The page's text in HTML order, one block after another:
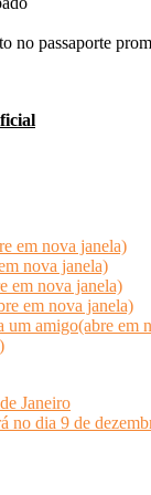
no passaporte
em nova janela)
nova janela)
em nova janela)
em nova janela)
amigo(abre em
Janeiro
no dia 9 de